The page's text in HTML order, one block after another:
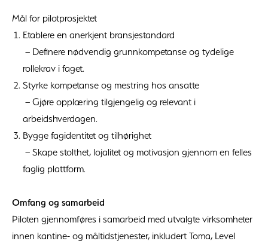
Mål for pilotprosjektet
Etablere en anerkjent bransjestandard
– Definere nødvendig grunnkompetanse og tydelige
rollekrav i faget.
Styrke kompetanse og mestring hos ansatte
– Gjøre opplæring tilgjengelig og relevant i
arbeidshverdagen.
Bygge fagidentitet og tilhørighet
– Skape stolthet, lojalitet og motivasjon gjennom en felles
faglig plattform.
Omfang og samarbeid
Piloten gjennomføres i samarbeid med utvalgte virksomheter
innen kantine- og måltidstjenester, inkludert Toma, Level